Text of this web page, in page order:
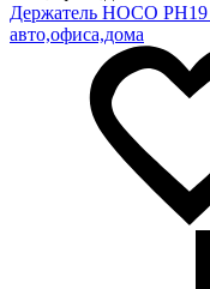
Держатель HOCO
авто,офиса,дома